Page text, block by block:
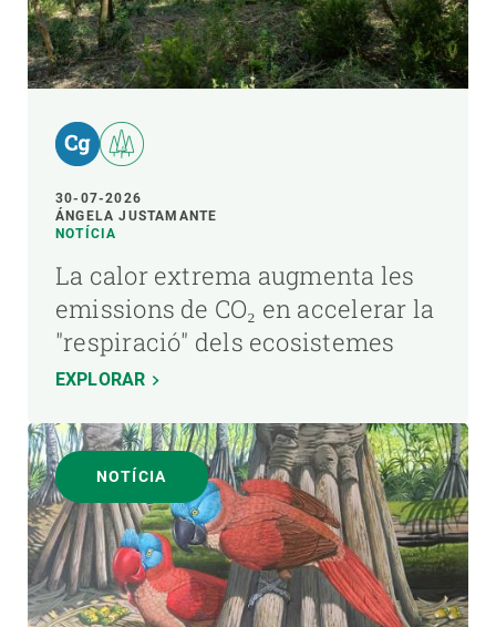
30-07-2026
ÁNGELA JUSTAMANTE
NOTÍCIA
La calor extrema augmenta les
emissions de CO₂ en accelerar la
"respiració" dels ecosistemes
EXPLORAR
NOTÍCIA